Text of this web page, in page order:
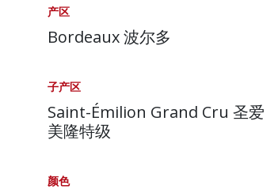
产区
Bordeaux 波尔多
子产区
Saint-Émilion Grand Cru 圣爱
美隆特级
颜色